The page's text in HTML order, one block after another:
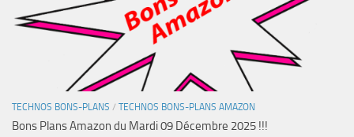
TECHNOS BONS-PLANS / TECHNOS BONS-PLANS AMAZON
Bons Plans Amazon du Mardi 09 Décembre 2025 !!!